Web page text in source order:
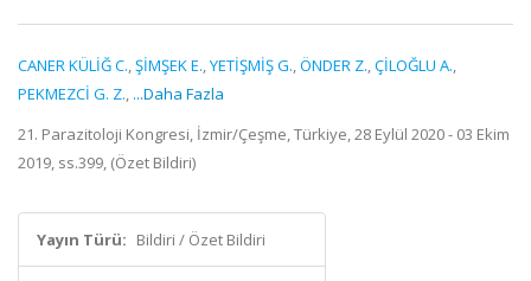
CANER KÜLİĞ C.,ŞİMŞEK E.,YETİŞMİŞ G.,ÖNDER Z.,ÇİLOĞLU A.,
PEKMEZCİ G. Z., ...Daha Fazla
21. Parazitoloji Kongresi, İzmir/Çeşme, Türkiye, 28 Eylül 2020 - 03 Ekim
2019, ss.399, (Özet Bildiri)
Yayın Türü: Bildiri / Özet Bildiri